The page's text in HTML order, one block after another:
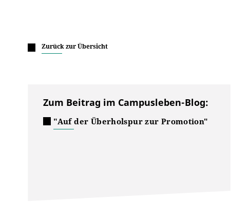
Zurück zur Übersicht
Zum Beitrag im Campusleben-Blog:
"Auf der Überholspur zur Promotion"